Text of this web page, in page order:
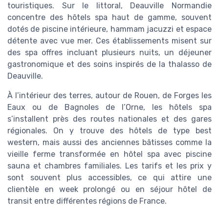
touristiques. Sur le littoral, Deauville Normandie
concentre des hôtels spa haut de gamme, souvent
dotés de piscine intérieure, hammam jacuzzi et espace
détente avec vue mer. Ces établissements misent sur
des spa offres incluant plusieurs nuits, un déjeuner
gastronomique et des soins inspirés de la thalasso de
Deauville.
À l’intérieur des terres, autour de Rouen, de Forges les
Eaux ou de Bagnoles de l’Orne, les hôtels spa
s’installent près des routes nationales et des gares
régionales. On y trouve des hôtels de type best
western, mais aussi des anciennes bâtisses comme la
vieille ferme transformée en hôtel spa avec piscine
sauna et chambres familiales. Les tarifs et les prix y
sont souvent plus accessibles, ce qui attire une
clientèle en week prolongé ou en séjour hôtel de
transit entre différentes régions de France.